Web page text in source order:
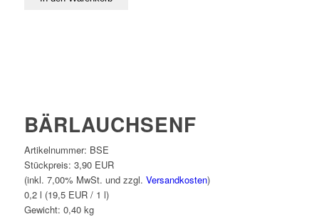
BÄRLAUCHSENF
Artikelnummer: BSE
Stückpreis: 3,90 EUR
(inkl. 7,00% MwSt. und zzgl. Versandkosten)
0,2 l (19,5 EUR / 1 l)
Gewicht: 0,40kg